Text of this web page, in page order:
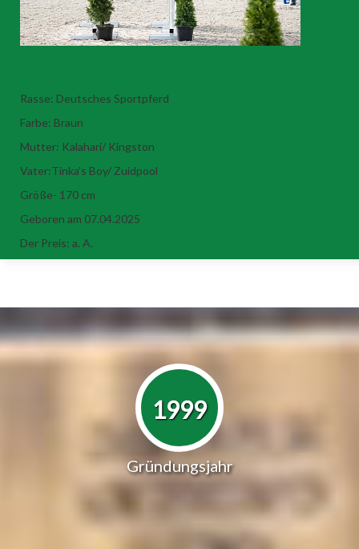
Rasse: Deutsches Sportpferd
Farbe: Braun
Mutter: Kalahari/ Kingston
Vater:Tinka's Boy/ Zuidpool
Größe- 170 cm
Geboren am 07.04.2025
Der Preis: a. A.
1999
Gründungsjahr